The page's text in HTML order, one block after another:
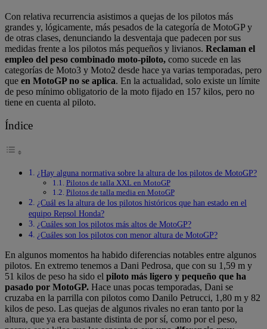
Con relativa recurrencia asistimos a quejas de los pilotos más
grandes y, lógicamente, más pesados de la categoría de MotoGP y
de otras clases, denunciando la desventaja que padecen por sus
medidas frente a los pilotos más pequeños y livianos. Reclaman el
empleo del peso combinado moto-piloto, como sucede en las
categorías de Moto3 y Moto2 desde hace ya varias temporadas, pero
que en MotoGP no se aplica. En la actualidad, solo existe un límite
de peso mínimo obligatorio de la moto fijado en 157 kilos, pero no
tiene en cuenta al piloto.
Índice
¿Hay alguna normativa sobre la altura de los pilotos de MotoGP?
Pilotos de talla XXL en MotoGP
Pilotos de talla media en MotoGP
¿Cuál es la altura de los pilotos históricos que han estado en el
equipo Repsol Honda?
¿Cuáles son los pilotos más altos de MotoGP?
¿Cuáles son los pilotos con menor altura de MotoGP?
En algunos momentos ha habido diferencias notables entre algunos
pilotos. En extremo tenemos a Dani Pedrosa, que con su 1,59 m y
51 kilos de peso ha sido el piloto más ligero y pequeño que ha
pasado por MotoGP. Hace unas pocas temporadas, Dani se
cruzaba en la parrilla con pilotos como Danilo Petrucci, 1,80 m y 82
kilos de peso. Las quejas de algunos rivales no eran tanto por la
altura, que ya era bastante distinta de por sí, como por el peso,